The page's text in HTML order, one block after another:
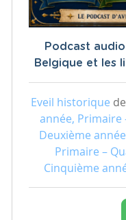
Podcast
Belgique et les
Eveil historique
année, Primaire
Deuxième
Primaire –
Cinquième